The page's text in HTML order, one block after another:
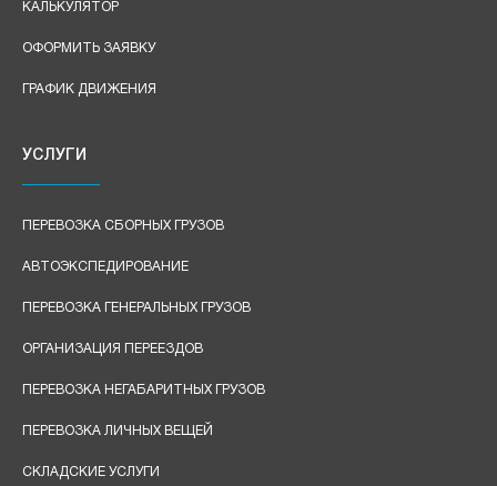
КАЛЬКУЛЯТОР
ОФОРМИТЬ ЗАЯВКУ
ГРАФИК ДВИЖЕНИЯ
УСЛУГИ
ПЕРЕВОЗКА СБОРНЫХ ГРУЗОВ
АВТОЭКСПЕДИРОВАНИЕ
ПЕРЕВОЗКА ГЕНЕРАЛЬНЫХ ГРУЗОВ
ОРГАНИЗАЦИЯ ПЕРЕЕЗДОВ
ПЕРЕВОЗКА НЕГАБАРИТНЫХ ГРУЗОВ
ПЕРЕВОЗКА ЛИЧНЫХ ВЕЩЕЙ
СКЛАДСКИЕ УСЛУГИ